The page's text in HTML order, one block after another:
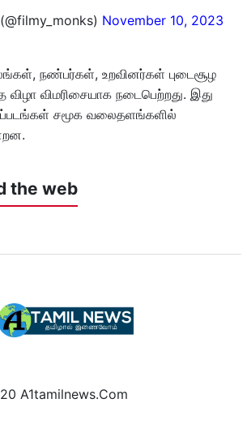
November 10, 2023
நண்பர்கள், உறவினர்கள் புடைசூழ
விழா விமரிசையாக நடைபெற்றது. இது
சமூக வலைதளங்களில்
the web
A1tamilnews.Com